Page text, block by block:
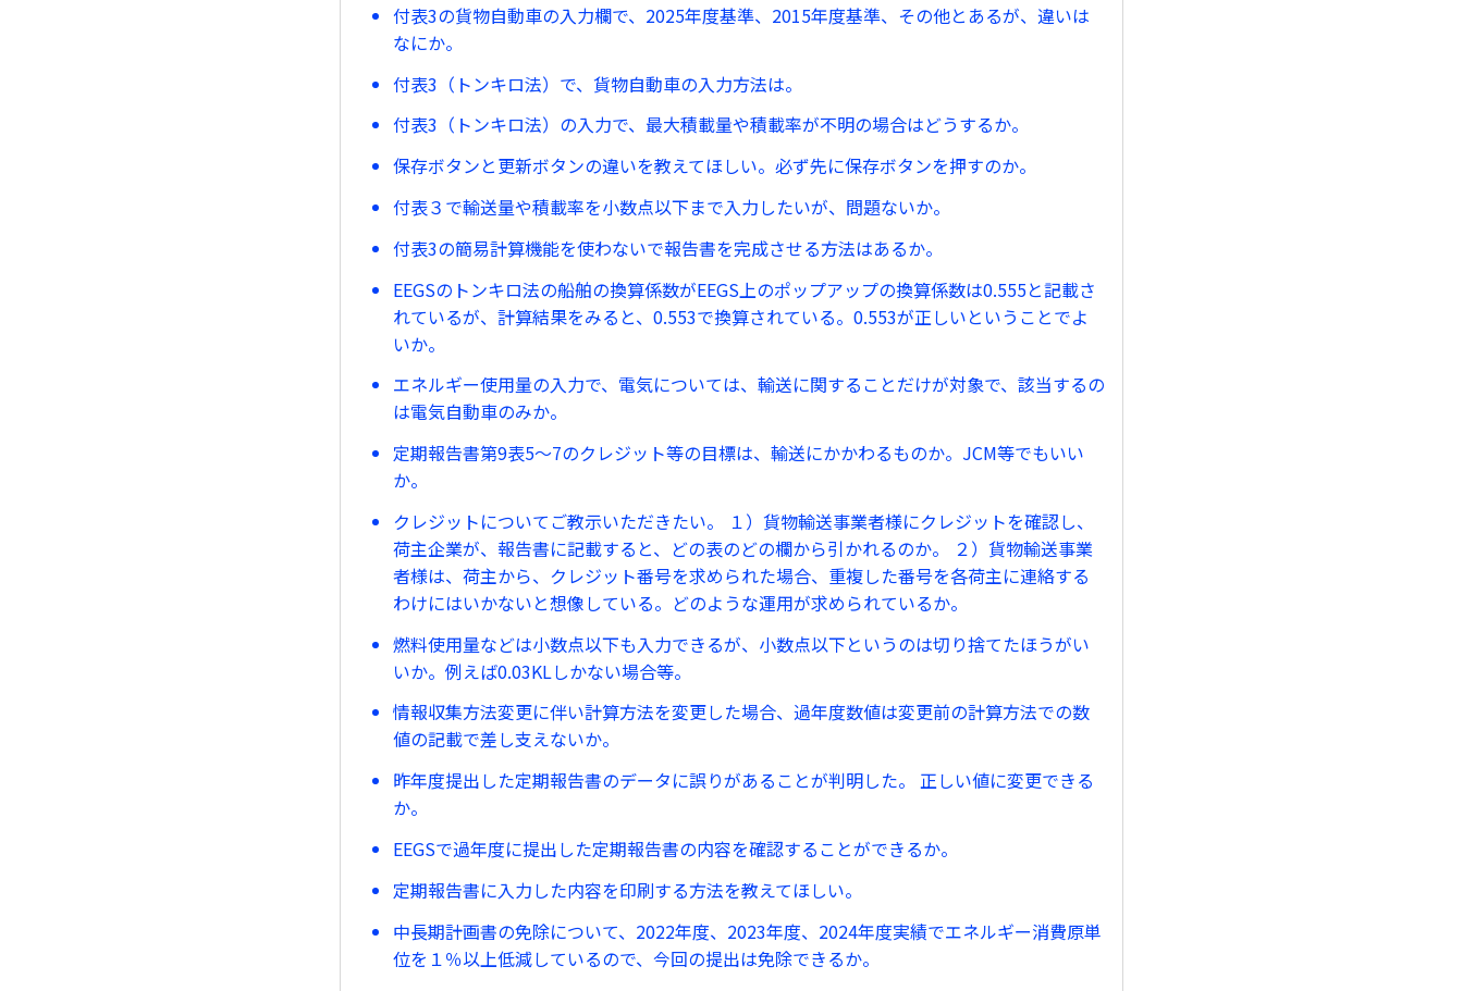
付表3の貨物自動車の入力欄で、2025年度基準、2015年度基準、その他とあるが、違いは
なにか。
付表3（トンキロ法）で、貨物自動車の入力方法は。
付表3（トンキロ法）の入力で、最大積載量や積載率が不明の場合はどうするか。
保存ボタンと更新ボタンの違いを教えてほしい。必ず先に保存ボタンを押すのか。
付表３で輸送量や積載率を小数点以下まで入力したいが、問題ないか。
付表3の簡易計算機能を使わないで報告書を完成させる方法はあるか。
EEGSのトンキロ法の船舶の換算係数がEEGS上のポップアップの換算係数は0.555と記載さ
れているが、計算結果をみると、0.553で換算されている。0.553が正しいということでよ
いか。
エネルギー使用量の入力で、電気については、輸送に関することだけが対象で、該当するの
は電気自動車のみか。
定期報告書第9表5〜7のクレジット等の目標は、輸送にかかわるものか。JCM等でもいい
か。
クレジットについてご教示いただきたい。 １）貨物輸送事業者様にクレジットを確認し、
荷主企業が、報告書に記載すると、どの表のどの欄から引かれるのか。 ２）貨物輸送事業
者様は、荷主から、クレジット番号を求められた場合、重複した番号を各荷主に連絡する
わけにはいかないと想像している。どのような運用が求められているか。
燃料使用量などは小数点以下も入力できるが、小数点以下というのは切り捨てたほうがい
いか。例えば0.03KLしかない場合等。
情報収集方法変更に伴い計算方法を変更した場合、過年度数値は変更前の計算方法での数
値の記載で差し支えないか。
昨年度提出した定期報告書のデータに誤りがあることが判明した。 正しい値に変更できる
か。
EEGSで過年度に提出した定期報告書の内容を確認することができるか。
定期報告書に入力した内容を印刷する方法を教えてほしい。
中長期計画書の免除について、2022年度、2023年度、2024年度実績でエネルギー消費原単
位を１％以上低減しているので、今回の提出は免除できるか。